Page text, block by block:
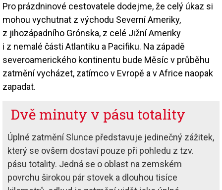
Pro prázdninové cestovatele dodejme, že celý úkaz si
mohou vychutnat z východu Severní Ameriky,
z jihozápadního Grónska, z celé Jižní Ameriky
i z nemalé části Atlantiku a Pacifiku. Na západě
severoamerického kontinentu bude Měsíc v průběhu
zatmění vycházet, zatímco v Evropě a v Africe naopak
zapadat.
Dvě minuty v pásu totality
Úplné zatmění Slunce představuje jedinečný zážitek,
který se ovšem dostaví pouze při pohledu z tzv.
pásu totality. Jedná se o oblast na zemském
povrchu širokou pár stovek a dlouhou tisíce